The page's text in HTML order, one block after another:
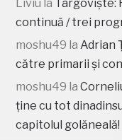
Liviu la Târgoviște:
continuă / trei
moshu49 laAdrian
către primarii și
moshu49 la
ține cu tot
capitolul golăneală!